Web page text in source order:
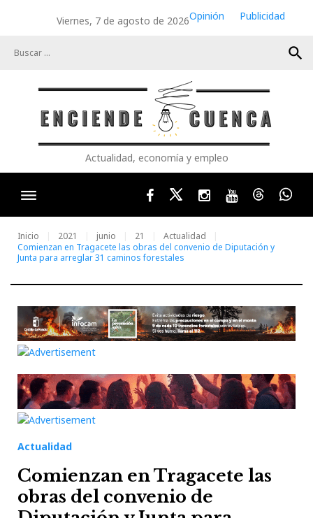
Viernes, 7 de agosto de 2026Opinión
Publicidad
search
Actualidad, economía y empleo
FacebookTwitterInstagram
YoutubeThreads
Inicio 2021 junio 21
Actualidad
Comienzan en Tragacete las obras del convenio de Diputación y
Junta para arreglar 31 caminos forestales
Actualidad
Comienzan en Tragacete las
obras del convenio de